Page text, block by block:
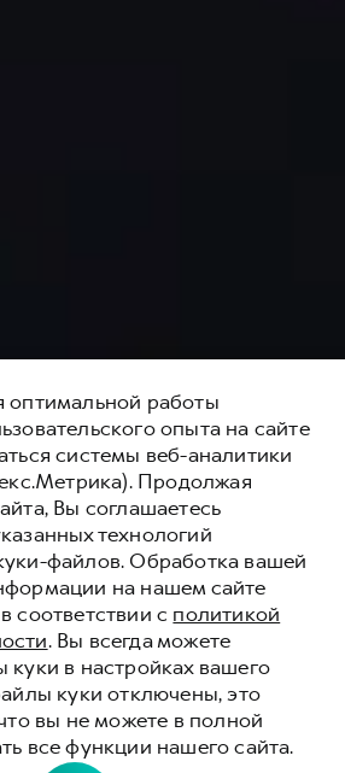
оптимальной работы
опыта на сайте
системы веб-аналитики
Продолжая
Вы соглашаетесь
технологий
файлов. Обработка вашей
на нашем сайте
соответствии с политикой
. Вы всегда можете
в настройках вашего
куки отключены, это
вы не можете в полной
все функции нашего сайта.